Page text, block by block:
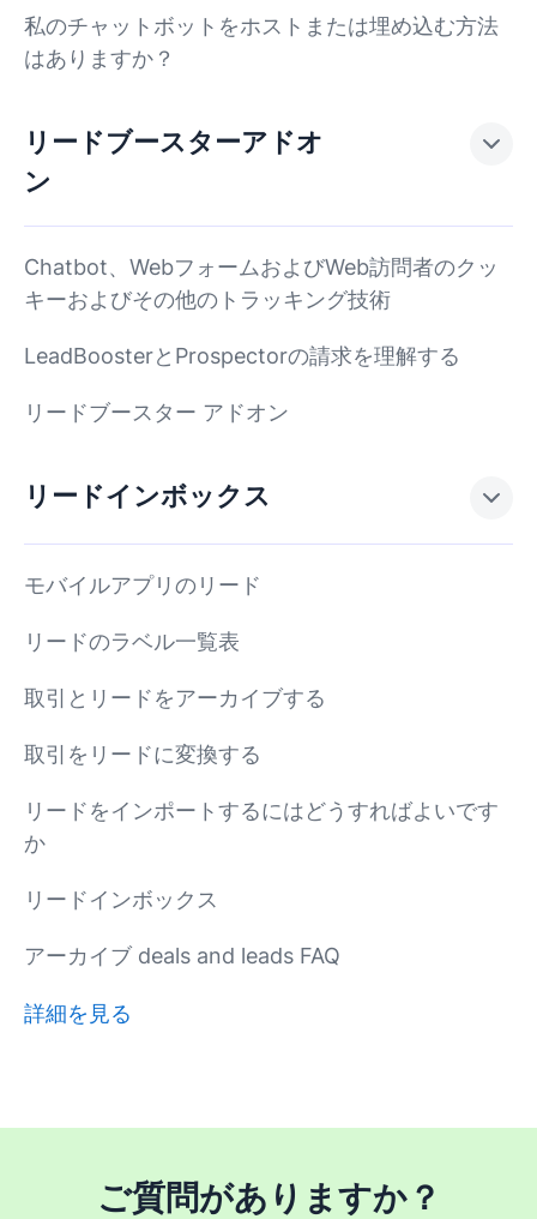
私のチャットボットをホストまたは埋め込む方法
はありますか？
リードブースターアドオ
ン
Chatbot、WebフォームおよびWeb訪問者のクッ
キーおよびその他のトラッキング技術
LeadBoosterとProspectorの請求を理解する
リードブースター アドオン
リードインボックス
モバイルアプリのリード
リードのラベル一覧表
取引とリードをアーカイブする
取引をリードに変換する
リードをインポートするにはどうすればよいです
か
リードインボックス
アーカイブ deals and leads FAQ
詳細を見る
ご質問がありますか？